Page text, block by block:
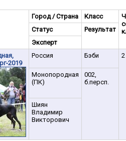
Город / Страна Класс
Статус
Результат
Эксперт
2019
Россия Бэби 2
Монопородная
(ПК)
002,
б.персп.
Шиян
Владимир
Викторович